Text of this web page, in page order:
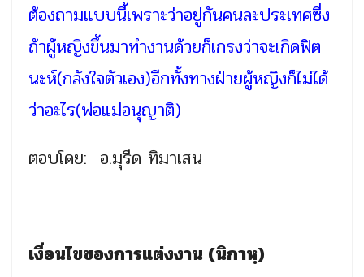
ต้องถามแบบนี้เพราะว่าอยู่กันคนละประเทศซี่ง
ถ้าผู้หญิงขึ้นมาทำงานด้วยก็เกรงว่าจะเกิดฟิต
นะห์(กลังใจตัวเอง)อีกทั้งทางฝ่ายผู้หญิงก็ไม่ได้
ว่าอะไร(พ่อแม่อนุญาติ)
ตอบโดย: อ.มุรีด ทิมาเสน
เงื่อนไขของการแต่งงาน (นิกาหฺ)